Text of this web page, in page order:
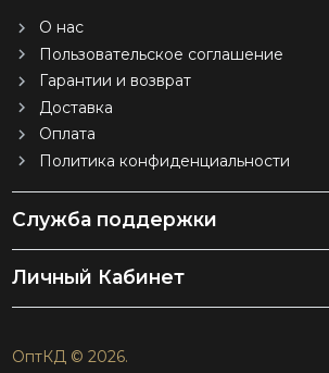
О нас
Пользовательское соглашение
Гарантии и возврат
Доставка
Оплата
Политика конфиденциальности
Служба поддержки
Личный Кабинет
ОптКД © 2026.